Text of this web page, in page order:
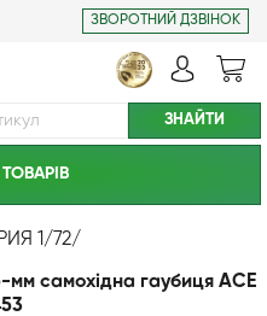
ЗВОРОТНИЙ ДЗВІНОК
1/72/
мм самохідна гаубиця ACE